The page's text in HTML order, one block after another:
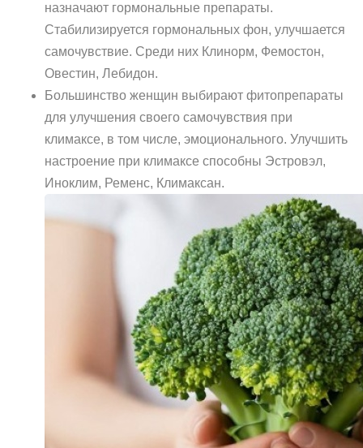
назначают гормональные препараты.
Стабилизируется гормональных фон, улучшается
самочувствие. Среди них Клинорм, Фемостон,
Овестин, Лебидон.
Большинство женщин выбирают фитопрепараты
для улучшения своего самочувствия при
климаксе, в том числе, эмоционального. Улучшить
настроение при климаксе способны Эстровэл,
Иноклим, Ременс, Климаксан.